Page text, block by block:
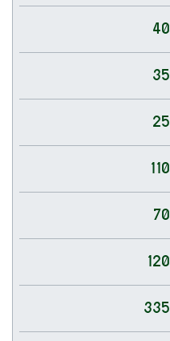
40
35
25
110
70
120
335